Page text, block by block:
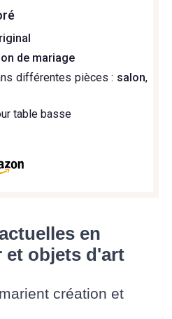
de mariage
différentes pièces : salon,
table basse
en
et objets d'art
création et